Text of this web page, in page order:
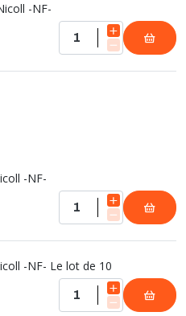
-NF-
-NF-
-NF- Le lot de 10